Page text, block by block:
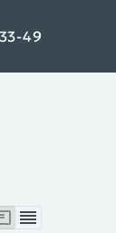
49